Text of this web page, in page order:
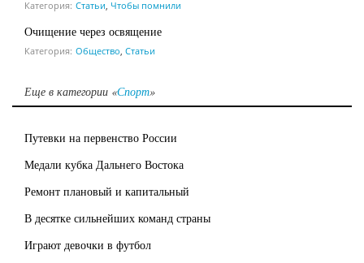
Категория: Статьи, Чтобы помнили
Очищение через освящение
Категория: Общество, Статьи
Еще в категории «Спорт»
Путевки на первенство России
Медали кубка Дальнего Востока
Ремонт плановый и капитальный
В десятке сильнейших команд страны
Играют девочки в футбол